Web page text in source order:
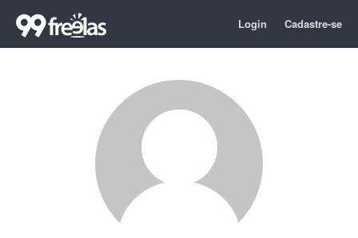
Login Cadastre-se